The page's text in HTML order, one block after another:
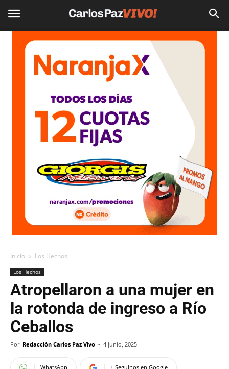
Inicio Los Hechos
Los Hechos
Atropellaron a una mujer en
la rotonda de ingreso a Río
Ceballos
Por Redacción Carlos Paz Vivo - 4 junio, 2025
WhatsApp + Seguinos en Google